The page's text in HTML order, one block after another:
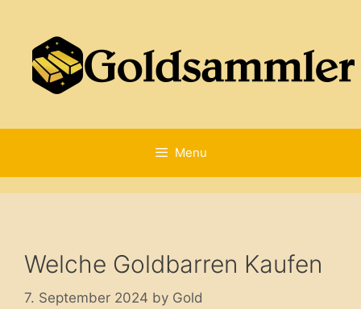
content
Menu
Welche Goldbarren Kaufen
7. September 2024 by Gold